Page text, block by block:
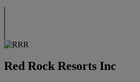
Red Rock Resorts Inc